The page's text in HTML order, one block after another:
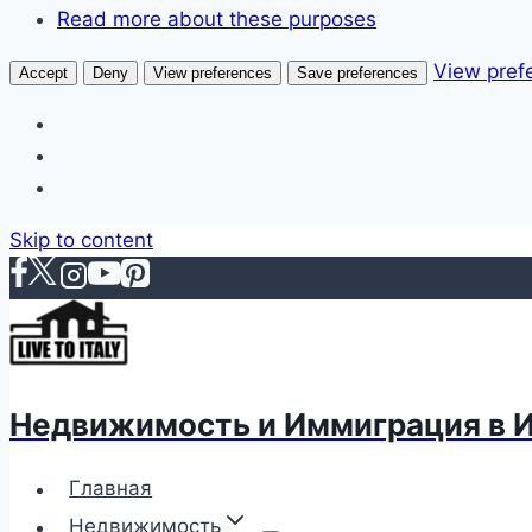
Read more about these purposes
Accept Deny View preferences Save preferences View
Skip to content
Недвижимость и Иммиграция в
Главная
Недвижимость